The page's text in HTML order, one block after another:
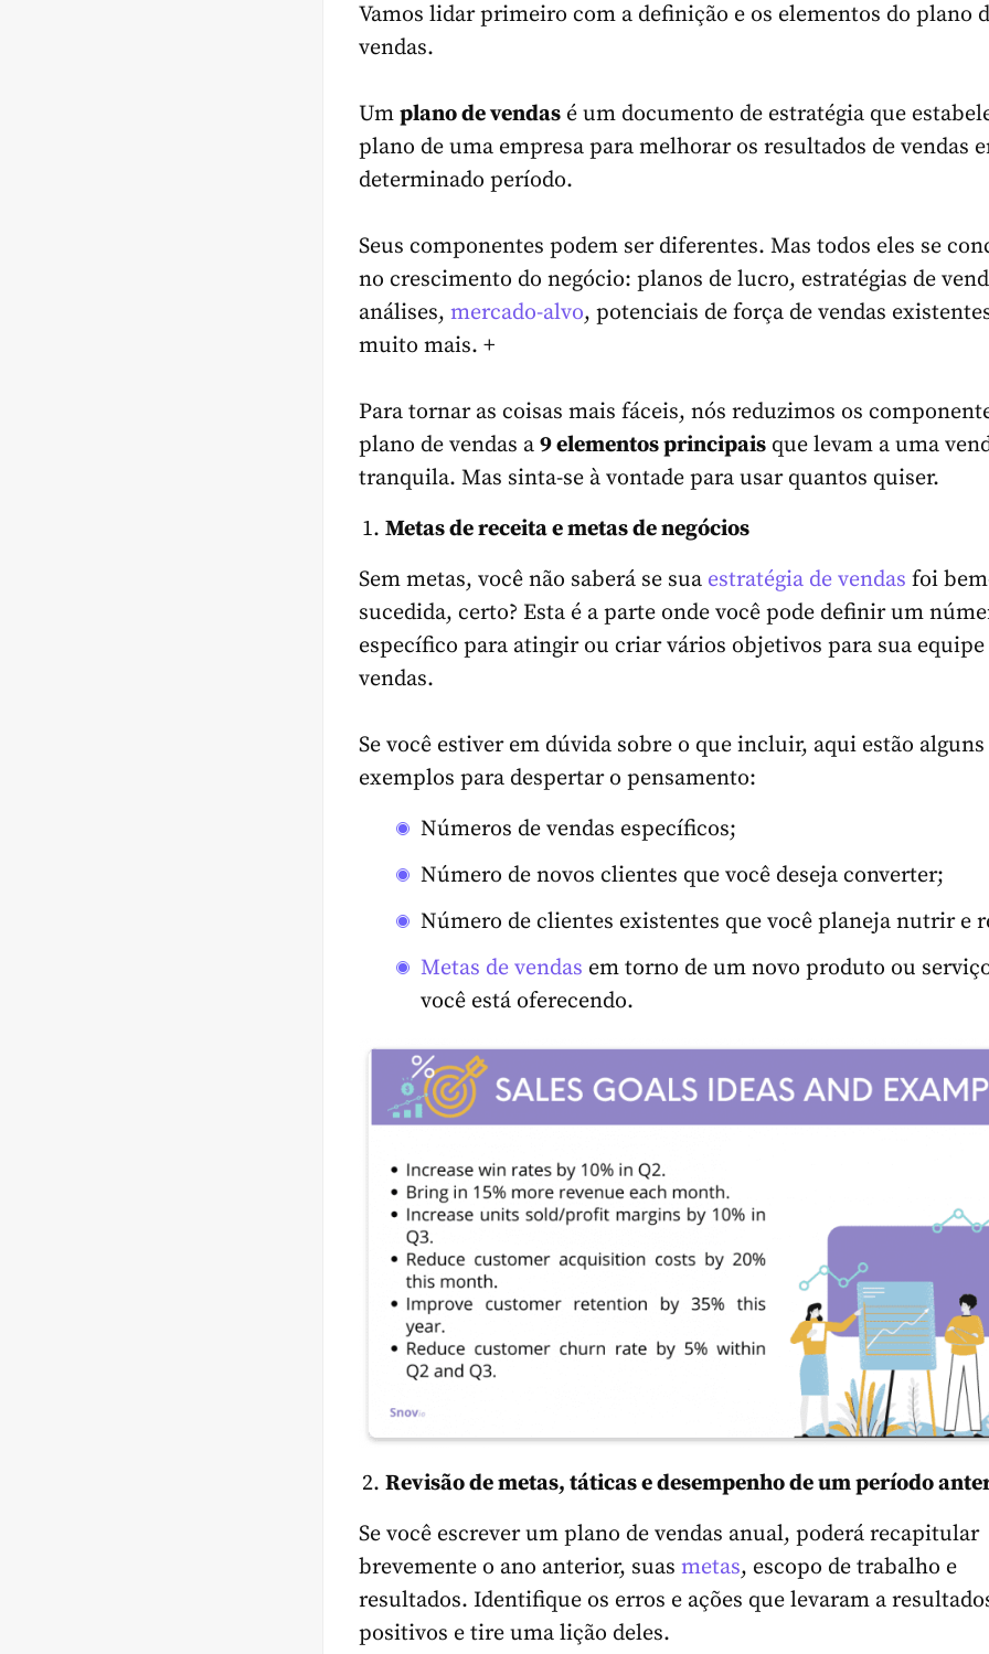
Vamos lidar primeiro com a definição e os elementos do plano
vendas.
Um plano de vendas é um documento de estratégia que
plano de uma empresa para melhorar os resultados de vendas
determinado período.
Seus componentes podem ser diferentes. Mas todos eles se
no crescimento do negócio: planos de lucro, estratégias de
análises, mercado-alvo, potenciais de força de vendas
muito mais. +
Para tornar as coisas mais fáceis, nós reduzimos os
plano de vendas a 9 elementos principais que levam a uma
tranquila. Mas sinta-se à vontade para usar quantos quiser.
Metas de receita e metas de negócios
Sem metas, você não saberá se sua estratégia de vendas foi
sucedida, certo? Esta é a parte onde você pode definir um
específico para atingir ou criar vários objetivos para sua equipe
vendas.
Se você estiver em dúvida sobre o que incluir, aqui estão alguns
exemplos para despertar o pensamento:
Números de vendas específicos;
Número de novos clientes que você deseja converter;
Número de clientes existentes que você planeja nutrir e
Metas de vendas em torno de um novo produto ou
você está oferecendo.
Revisão de metas, táticas e desempenho de um período
Se você escrever um plano de vendas anual, poderá recapitular
brevemente o ano anterior, suas metas, escopo de trabalho e
resultados. Identifique os erros e ações que levaram a
positivos e tire uma lição deles.